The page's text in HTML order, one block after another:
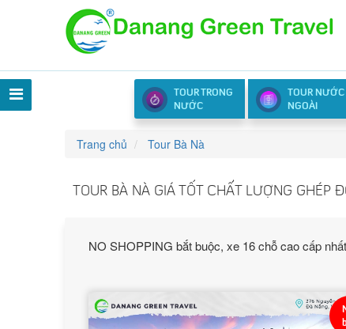
TOUR TRONG
NƯỚC
TOUR NƯỚC
NGOÀI
Trang chủ Tour Bà Nà
TOUR BÀ NÀ GIÁ TỐT CHẤT LƯỢNG GHÉP
NO SHOPPING bắt buộc, xe 16 chỗ cao cấp